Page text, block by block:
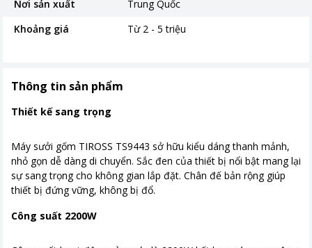
Nơi sản xuất
Trung Quốc
Khoảng giá
Từ 2 - 5 triệu
Thông tin sản phẩm
Thiết kế sang trọng
Máy sưởi gốm TIROSS TS9443 sở hữu kiểu dáng thanh mảnh,
nhỏ gọn dễ dàng di chuyển. Sắc đen của thiết bị nổi bật mang lại
sự sang trọng cho không gian lắp đặt. Chân đế bản rộng giúp
thiết bị đứng vững, không bị đổ.
Công suất 2200W